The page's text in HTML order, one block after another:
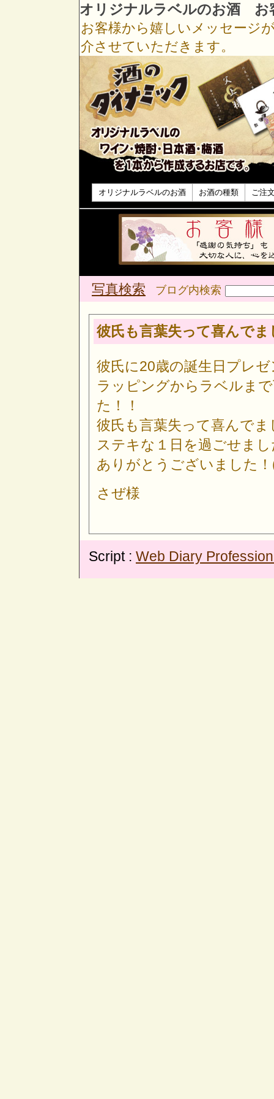
オリジナルラベルのお酒 お
お客様から嬉しいメッセージ
介させていただきます。
オリジナルラベルのお酒 お酒の種類 ご注
写真検索 ブログ内検索
彼氏も言葉失って喜んでま
彼氏に20歳の誕生日プレ
ラッピングからラベルま
た！！
彼氏も言葉失って喜んでま
ステキな１日を過ごせま
ありがとうございました
さぜ様
Script : Web Diary